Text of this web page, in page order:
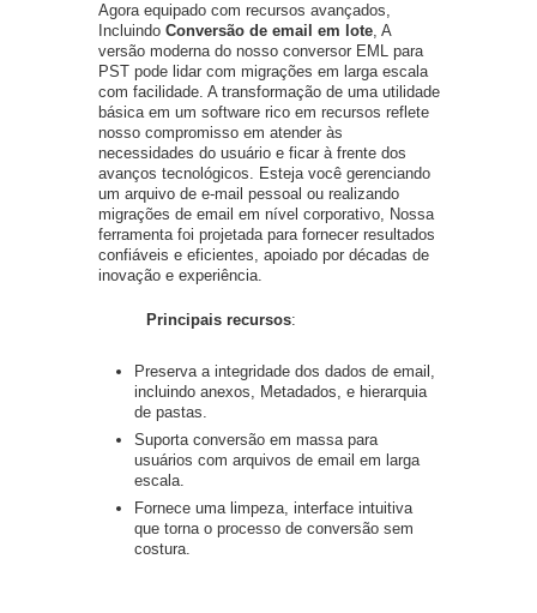
Agora equipado com recursos avançados,
Incluindo Conversão de email em lote, A
versão moderna do nosso conversor EML para
PST pode lidar com migrações em larga escala
com facilidade. A transformação de uma utilidade
básica em um software rico em recursos reflete
nosso compromisso em atender às
necessidades do usuário e ficar à frente dos
avanços tecnológicos. Esteja você gerenciando
um arquivo de e-mail pessoal ou realizando
migrações de email em nível corporativo, Nossa
ferramenta foi projetada para fornecer resultados
confiáveis ​​e eficientes, apoiado por décadas de
inovação e experiência.
Principais recursos:
Preserva a integridade dos dados de email,
incluindo anexos, Metadados, e hierarquia
de pastas.
Suporta conversão em massa para
usuários com arquivos de email em larga
escala.
Fornece uma limpeza, interface intuitiva
que torna o processo de conversão sem
costura.